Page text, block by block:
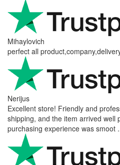
Mihaylovich
perfect all
Nerijus
Excellent store! Friendly and
shipping, and the item arrived well
purchasing experience was smoot